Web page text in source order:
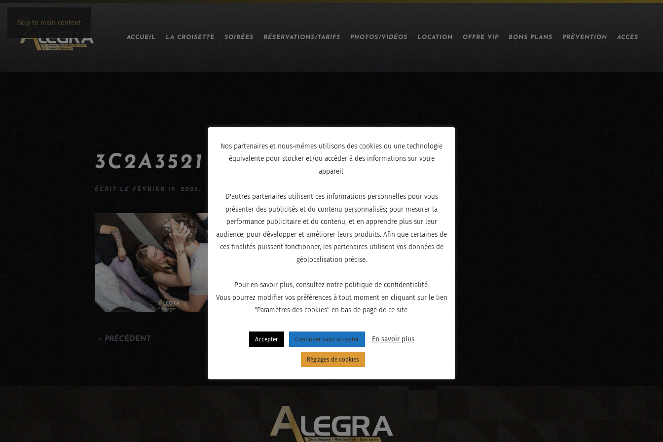
Skip to main content
ACCUEIL LA CROISETTE SOIRÉES RÉSERVATIONS/TARIFS PHOTOS/VIDÉOS LOCATION OFFRE VIP BONS PLANS PRÉVENTION ACCÈS
3C2A3521
ÉCRIT LE FÉVRIER 19, 2026.
« PRÉCÉDENT
Nos partenaires et nous-mêmes utilisons des cookies ou une technologie
équivalente pour stocker et/ou accéder à des informations sur votre
appareil.
D'autres partenaires utilisent ces informations personnelles pour vous
présenter des publicités et du contenu personnalisés; pour mesurer la
performance publicitaire et du contenu, et en apprendre plus sur leur
audience; pour développer et améliorer leurs produits. Afin que certaines de
ces finalités puissent fonctionner, les partenaires utilisent vos données de
géolocalisation précise.
Pour en savoir plus, consultez notre politique de confidentialité.
Vous pourrez modifier vos préférences à tout moment en cliquant sur le lien
"Paramètres des cookies" en bas de page de ce site.
Accepter Continuer sans accepter En savoir plus
Réglages de cookies